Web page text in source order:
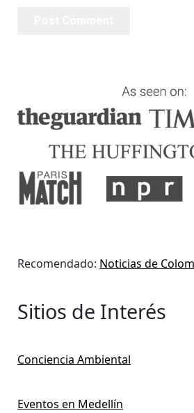
Recomendado: Noticias de
Sitios de Interés
Conciencia Ambiental
Eventos en Medellín